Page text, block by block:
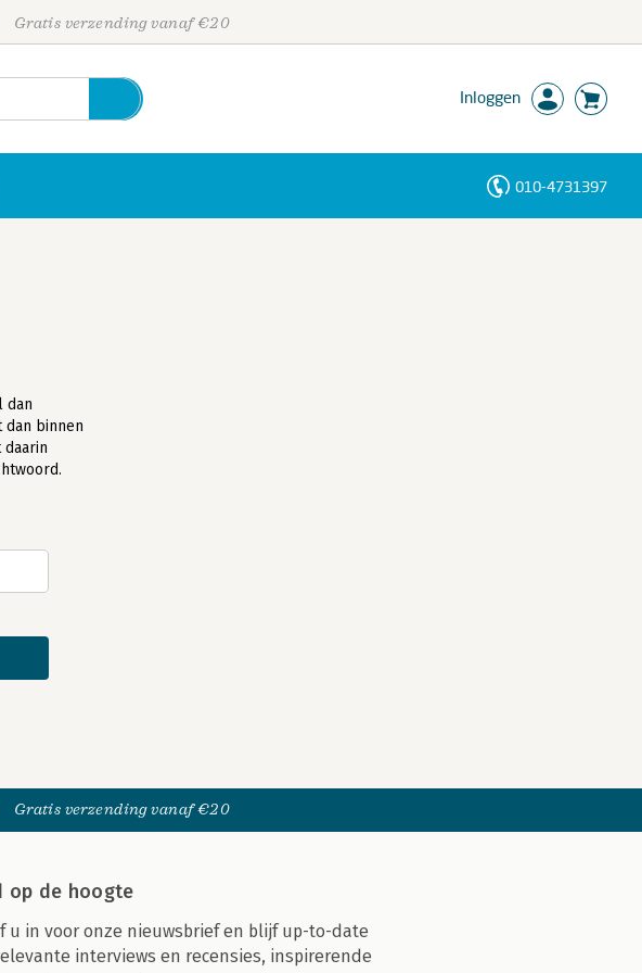
Gratis verzending vanaf €20
Inloggen
010-4731397
dan
dan binnen
Gratis verzending vanaf €20
op de hoogte
u in voor onze nieuwsbrief en blijf up-to-date
interviews en recensies, inspirerende
Personen